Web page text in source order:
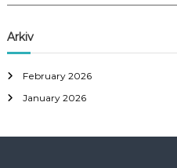
r
c
f
o
Arkiv
February 2026
January 2026